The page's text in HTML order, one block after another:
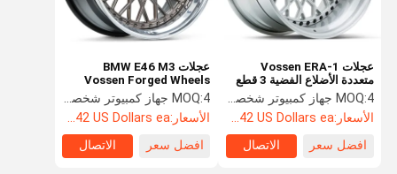
عجلات BMW E46 M3
Vossen Forged Wheels
Vossen ERA-1 Platinum
Wheels
MOQ:4 جهاز كمبيوتر شخصى
الأسعار:Starting at $242 US Dollars ea
افضل سعر
الاتصال
عجلات Vossen ERA-1
متعددة الأضلاع الفضية 3 قطع
لسيارة BMW E46 M3
MOQ:4 جهاز كمبيوتر شخصى
الأسعار:Starting at $242 US Dollars ea
افضل سعر
الاتصال